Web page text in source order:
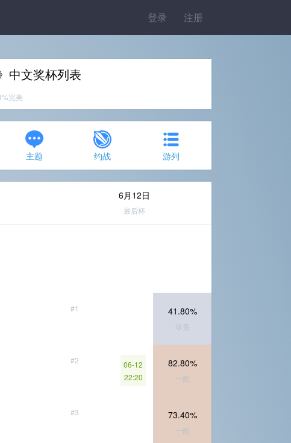
登录 注册
中文奖杯列表
完美
主题 约战 游列
6月12日
最后杯
#1 41.80%
珍贵
#2
06-12
22:20
82.80%
一般
#3 73.40%
一般